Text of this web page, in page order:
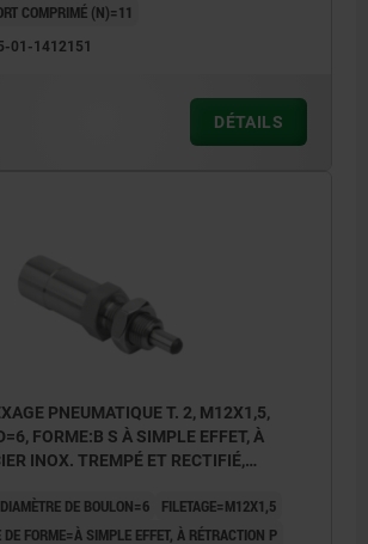
COMPRIMÉ (N)=11
01-1412151
DÉTAILS
PNEUMATIQUE T. 2, M12X1,5,
FORME:B S À SIMPLE EFFET, À
INOX. TREMPÉ ET RECTIFIÉ,
DIAMÈTRE DE BOULON=6
FILETAGE=M12X1,5
DE FORME=À SIMPLE EFFET, À RÉTRACTION P